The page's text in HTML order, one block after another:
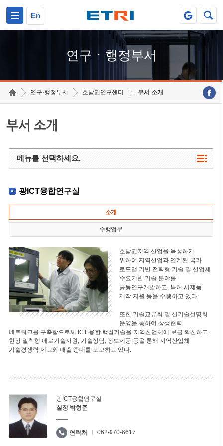
En
연구ㆍ행정부서
연구·행정부서 호남권연구센터 부서 소개
부서 소개
메뉴를 선택하세요.
광ICT융합연구실
소개
수행업무
호남권지역 산업을 육성하기
위하여 지역산업과 연계된 국가
로드맵 기반 전략형 기술 및 산업체
수요기반 기술 분야를
공동연구개발하고, 특허 시제품
제작 지원 등을 수행하고 있다.
또한 기술교류회 및 신기술설명회
운영을 통하여 상생협력
네트워크를 구축함으로써 ICT 융합 핵심기술을 지역산업체에 보급 확산하고,
현장 밀착형 애로기술지원, 기술상담, 정보제공 등을 통해 지역산업체
기술경쟁력 제고와 매출 증대를 도모하고 있다.
광ICT융합연구실
실장 박형준
연락처 062-970-6617